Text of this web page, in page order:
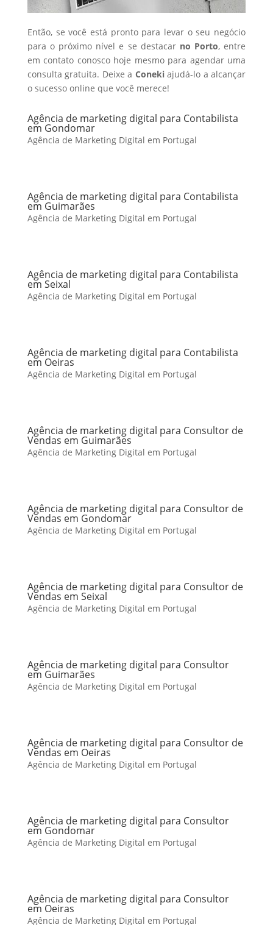
Então, se você está pronto para levar o seu negócio
para o próximo nível e se destacar no Porto, entre
em contato conosco hoje mesmo para agendar uma
consulta gratuita. Deixe a Conekiajudá-lo a alcançar
o sucesso online que você merece!
Agência de marketing digital para Contabilista
em Gondomar
Agência de Marketing Digital em Portugal
Agência de marketing digital para Contabilista
em Guimarães
Agência de Marketing Digital em Portugal
Agência de marketing digital para Contabilista
em Seixal
Agência de Marketing Digital em Portugal
Agência de marketing digital para Contabilista
em Oeiras
Agência de Marketing Digital em Portugal
Agência de marketing digital para Consultor de
Vendas em Guimarães
Agência de Marketing Digital em Portugal
Agência de marketing digital para Consultor de
Vendas em Gondomar
Agência de Marketing Digital em Portugal
Agência de marketing digital para Consultor de
Vendas em Seixal
Agência de Marketing Digital em Portugal
Agência de marketing digital para Consultor
em Guimarães
Agência de Marketing Digital em Portugal
Agência de marketing digital para Consultor de
Vendas em Oeiras
Agência de Marketing Digital em Portugal
Agência de marketing digital para Consultor
em Gondomar
Agência de Marketing Digital em Portugal
Agência de marketing digital para Consultor
em Oeiras
Agência de Marketing Digital em Portugal